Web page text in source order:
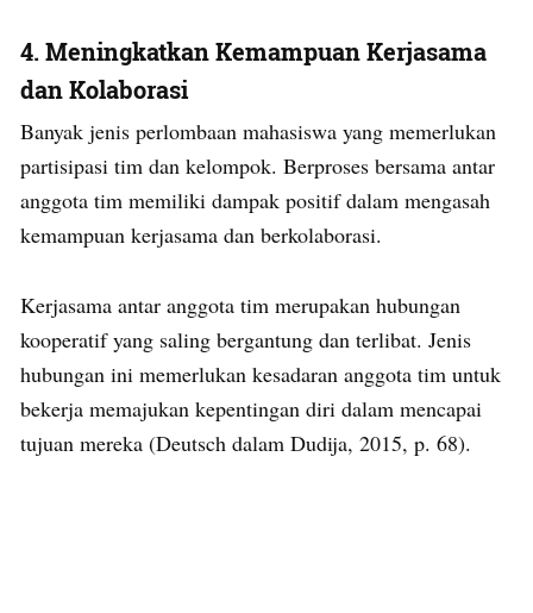
4.Meningkatkan Kemampuan Kerjasama
dan Kolaborasi
Banyak jenis perlombaan mahasiswa yang memerlukan
partisipasi tim dan kelompok. Berproses bersama antar
anggota tim memiliki dampak positif dalam mengasah
kemampuan kerjasama dan berkolaborasi.
Kerjasama antar anggota tim merupakan hubungan
kooperatif yang saling bergantung dan terlibat. Jenis
hubungan ini memerlukan kesadaran anggota tim untuk
bekerja memajukan kepentingan diri dalam mencapai
tujuan mereka (Deutsch dalam Dudija, 2015, p. 68).